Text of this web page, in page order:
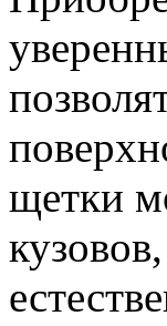
щетки